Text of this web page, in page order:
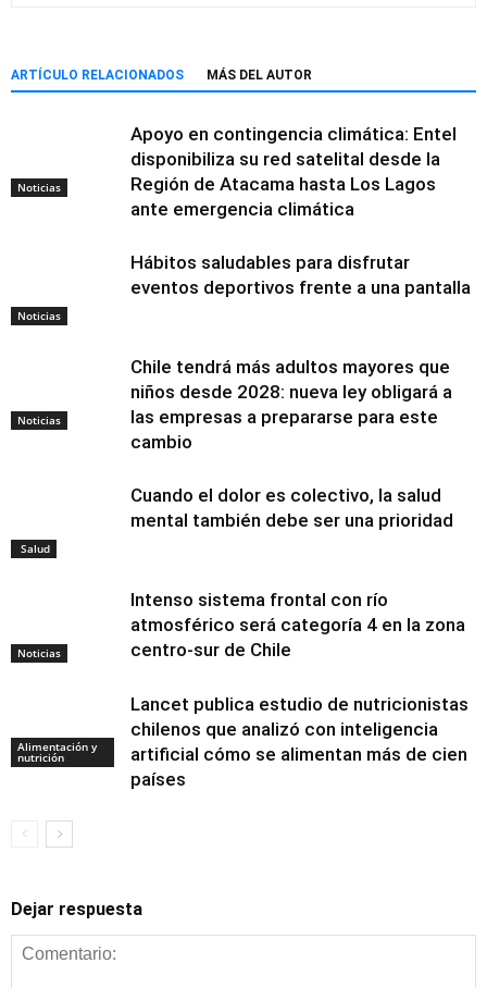
ARTÍCULO RELACIONADOS MÁS DEL AUTOR
Noticias
Apoyo en contingencia climática: Entel
disponibiliza su red satelital desde la
Región de Atacama hasta Los Lagos
ante emergencia climática
Noticias
Hábitos saludables para disfrutar
eventos deportivos frente a una pantalla
Noticias
Chile tendrá más adultos mayores que
niños desde 2028: nueva ley obligará a
las empresas a prepararse para este
cambio
Salud
Cuando el dolor es colectivo, la salud
mental también debe ser una prioridad
Noticias
Intenso sistema frontal con río
atmosférico será categoría 4 en la zona
centro-sur de Chile
Alimentación y
nutrición
Lancet publica estudio de nutricionistas
chilenos que analizó con inteligencia
artificial cómo se alimentan más de cien
países
Dejar respuesta